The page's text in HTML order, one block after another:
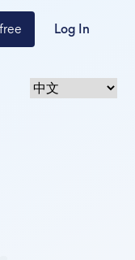
Log In